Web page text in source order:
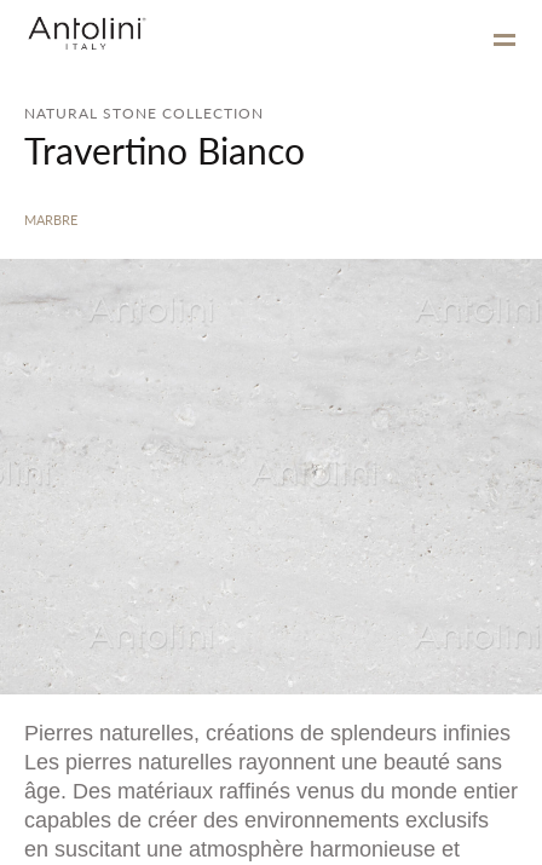
NATURAL STONE COLLECTION
Travertino Bianco
MARBRE
Pierres naturelles, créations de splendeurs infinies
Les pierres naturelles rayonnent une beauté sans
âge. Des matériaux raffinés venus du monde entier
capables de créer des environnements exclusifs
en suscitant une atmosphère harmonieuse et